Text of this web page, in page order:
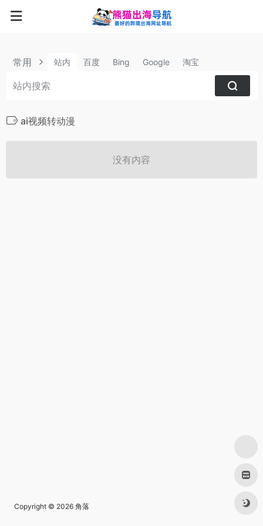
常用 站内 百度 Bing Google 淘宝
ai视频转动漫
没有内容
Copyright © 2026 角落